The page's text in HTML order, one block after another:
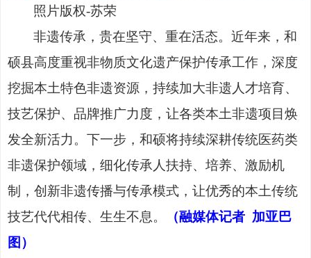
照片版权-苏荣
非遗传承，贵在坚守、重在活态。近年来，和
硕县高度重视非物质文化遗产保护传承工作，深度
挖掘本土特色非遗资源，持续加大非遗人才培育、
技艺保护、品牌推广力度，让各类本土非遗项目焕
发全新活力。下一步，和硕将持续深耕传统医药类
非遗保护领域，细化传承人扶持、培养、激励机
制，创新非遗传播与传承模式，让优秀的本土传统
技艺代代相传、生生不息。
（融媒体记者 加亚巴
图）